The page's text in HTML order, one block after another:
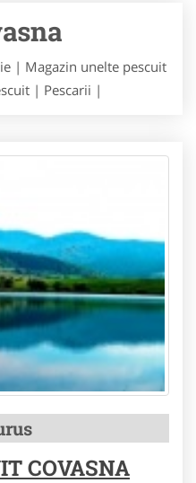
| Magazin unelte pescuit
| Pescarii |
COVASNA